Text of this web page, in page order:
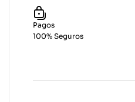
Pagos
100% Seguros